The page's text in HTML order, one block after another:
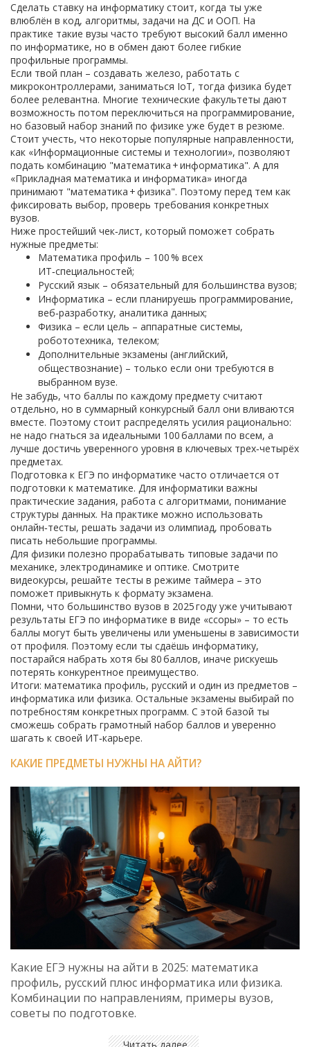
Сделать ставку на информатику стоит, когда ты уже
влюблён в код, алгоритмы, задачи на ДС и ООП. На
практике такие вузы часто требуют высокий балл именно
по информатике, но в обмен дают более гибкие
профильные программы.
Если твой план – создавать железо, работать с
микроконтроллерами, заниматься IoT, тогда физика будет
более релевантна. Многие технические факультеты дают
возможность потом переключиться на программирование,
но базовый набор знаний по физике уже будет в резюме.
Стоит учесть, что некоторые популярные направленности,
как «Информационные системы и технологии», позволяют
подать комбинацию "математика + информатика". А для
«Прикладная математика и информатика» иногда
принимают "математика + физика". Поэтому перед тем как
фиксировать выбор, проверь требования конкретных
вузов.
Ниже простейший чек‑лист, который поможет собрать
нужные предметы:
Математика профиль – 100 % всех
ИТ‑специальностей;
Русский язык – обязательный для большинства вузов;
Информатика – если планируешь программирование,
веб‑разработку, аналитика данных;
Физика – если цель – аппаратные системы,
робототехника, телеком;
Дополнительные экзамены (английский,
обществознание) – только если они требуются в
выбранном вузе.
Не забудь, что баллы по каждому предмету считают
отдельно, но в суммарный конкурсный балл они вливаются
вместе. Поэтому стоит распределять усилия рационально:
не надо гнаться за идеальными 100 баллами по всем, а
лучше достичь уверенного уровня в ключевых трех‑четырёх
предметах.
Подготовка к ЕГЭ по информатике часто отличается от
подготовки к математике. Для информатики важны
практические задания, работа с алгоритмами, понимание
структуры данных. На практике можно использовать
онлайн‑тесты, решать задачи из олимпиад, пробовать
писать небольшие программы.
Для физики полезно прорабатывать типовые задачи по
механике, электродинамике и оптике. Смотрите
видеокурсы, решайте тесты в режиме таймера – это
поможет привыкнуть к формату экзамена.
Помни, что большинство вузов в 2025 году уже учитывают
результаты ЕГЭ по информатике в виде «ссоры» – то есть
баллы могут быть увеличены или уменьшены в зависимости
от профиля. Поэтому если ты сдаёшь информатику,
постарайся набрать хотя бы 80 баллов, иначе рискуешь
потерять конкурентное преимущество.
Итоги: математика профиль, русский и один из предметов –
информатика или физика. Остальные экзамены выбирай по
потребностям конкретных программ. С этой базой ты
сможешь собрать грамотный набор баллов и уверенно
шагать к своей ИТ‑карьере.
КАКИЕ ПРЕДМЕТЫ НУЖНЫ НА АЙТИ?
Какие ЕГЭ нужны на айти в 2025: математика
профиль, русский плюс информатика или физика.
Комбинации по направлениям, примеры вузов,
советы по подготовке.